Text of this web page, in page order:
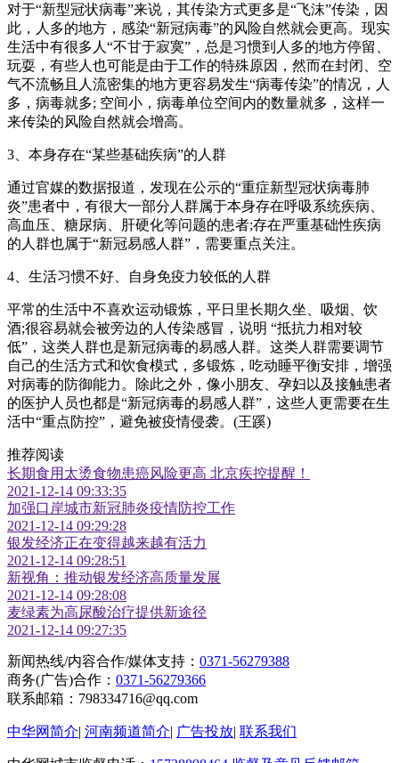
对于“新型冠状病毒”来说，其传染方式更多是“飞沫”传染，因
此，人多的地方，感染“新冠病毒”的风险自然就会更高。现实
生活中有很多人“不甘于寂寞”，总是习惯到人多的地方停留、
玩耍，有些人也可能是由于工作的特殊原因，然而在封闭、空
气不流畅且人流密集的地方更容易发生“病毒传染”的情况，人
多，病毒就多; 空间小，病毒单位空间内的数量就多，这样一
来传染的风险自然就会增高。
3、本身存在“某些基础疾病”的人群
通过官媒的数据报道，发现在公示的“重症新型冠状病毒肺
炎”患者中，有很大一部分人群属于本身存在呼吸系统疾病、
高血压、糖尿病、肝硬化等问题的患者;存在严重基础性疾病
的人群也属于“新冠易感人群”，需要重点关注。
4、生活习惯不好、自身免疫力较低的人群
平常的生活中不喜欢运动锻炼，平日里长期久坐、吸烟、饮
酒;很容易就会被旁边的人传染感冒，说明 “抵抗力相对较
低”，这类人群也是新冠病毒的易感人群。这类人群需要调节
自己的生活方式和饮食模式，多锻炼，吃动睡平衡安排，增强
对病毒的防御能力。除此之外，像小朋友、孕妇以及接触患者
的医护人员也都是“新冠病毒的易感人群”，这些人更需要在生
活中“重点防控”，避免被疫情侵袭。(王蹊)
推荐阅读
长期食用太烫食物患癌风险更高 北京疾控提醒！
2021-12-14 09:33:35
加强口岸城市新冠肺炎疫情防控工作
2021-12-14 09:29:28
银发经济正在变得越来越有活力
2021-12-14 09:28:51
新视角：推动银发经济高质量发展
2021-12-14 09:28:08
麦绿素为高尿酸治疗提供新途径
2021-12-14 09:27:35
新闻热线/内容合作/媒体支持： 0371-56279388
商务(广告)合作： 0371-56279366
联系邮箱：798334716@qq.com
中华网简介| 河南频道简介| 广告投放| 联系我们